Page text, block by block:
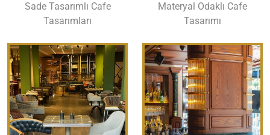
Sade Tasarımlı Cafe
Tasarımları
Materyal Odaklı Cafe
Tasarımı